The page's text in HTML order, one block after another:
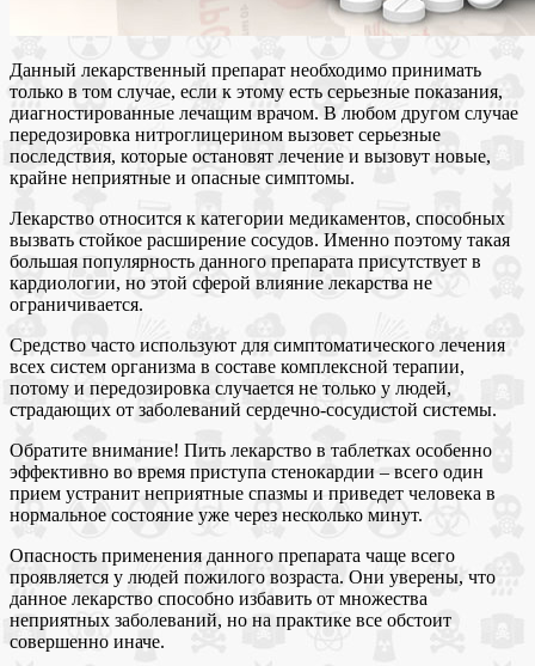
Данный лекарственный препарат необходимо принимать
только в том случае, если к этому есть серьезные показания,
диагностированные лечащим врачом. В любом другом случае
передозировка нитроглицерином вызовет серьезные
последствия, которые остановят лечение и вызовут новые,
крайне неприятные и опасные симптомы.
Лекарство относится к категории медикаментов, способных
вызвать стойкое расширение сосудов. Именно поэтому такая
большая популярность данного препарата присутствует в
кардиологии, но этой сферой влияние лекарства не
ограничивается.
Средство часто используют для симптоматического лечения
всех систем организма в составе комплексной терапии,
потому и передозировка случается не только у людей,
страдающих от заболеваний сердечно-сосудистой системы.
Обратите внимание! Пить лекарство в таблетках особенно
эффективно во время приступа стенокардии – всего один
прием устранит неприятные спазмы и приведет человека в
нормальное состояние уже через несколько минут.
Опасность применения данного препарата чаще всего
проявляется у людей пожилого возраста. Они уверены, что
данное лекарство способно избавить от множества
неприятных заболеваний, но на практике все обстоит
совершенно иначе.